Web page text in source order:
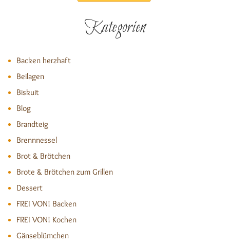
Kategorien
Backen herzhaft
Beilagen
Biskuit
Blog
Brandteig
Brennnessel
Brot & Brötchen
Brote & Brötchen zum Grillen
Dessert
FREI VON! Backen
FREI VON! Kochen
Gänseblümchen